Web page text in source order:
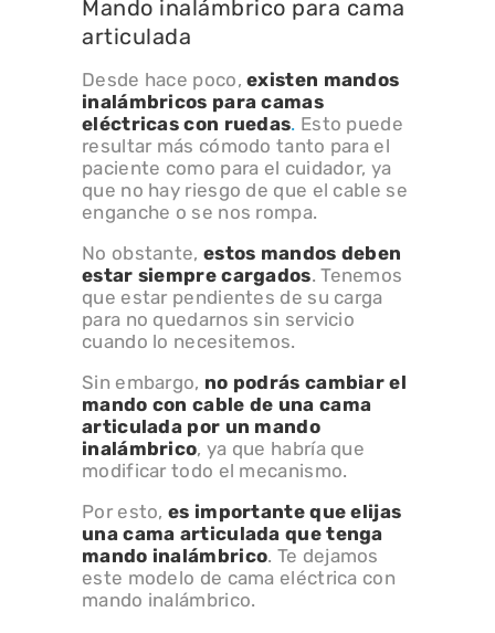
Mando inalámbrico para cama
articulada
Desde hace poco,existen mandos
inalámbricos paracamas
eléctricas con ruedas. Esto puede
resultar más cómodo tanto para el
paciente como para el cuidador, ya
que no hay riesgo de que el cable se
enganche o se nos rompa.
No obstante, estos mandos deben
estar siempre cargados. Tenemos
que estar pendientes de su carga
para no quedarnos sin servicio
cuando lo necesitemos.
Sin embargo, no podrás cambiar el
mando con cable de una cama
articulada por un mando
inalámbrico, ya que habría que
modificar todo el mecanismo.
Por esto, es importante que elijas
una cama articulada que tenga
mando inalámbrico. Te dejamos
este modelo de cama eléctrica con
mando inalámbrico.